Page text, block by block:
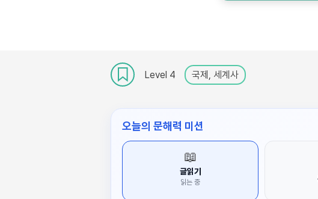
Level 4 국제, 세계사
오늘의 문해력 미션
📖
글읽기
읽는 중